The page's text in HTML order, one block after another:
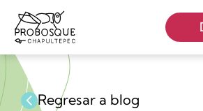
Regresar a blog